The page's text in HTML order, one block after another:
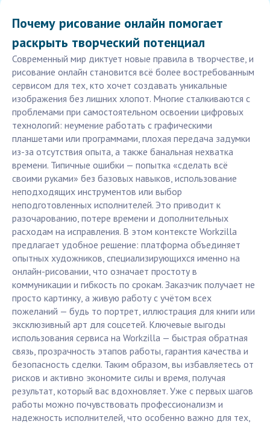
Почему рисование онлайн помогает
раскрыть творческий потенциал
Современный мир диктует новые правила в творчестве, и
рисование онлайн становится всё более востребованным
сервисом для тех, кто хочет создавать уникальные
изображения без лишних хлопот. Многие сталкиваются с
проблемами при самостоятельном освоении цифровых
технологий: неумение работать с графическими
планшетами или программами, плохая передача задумки
из-за отсутствия опыта, а также банальная нехватка
времени. Типичные ошибки — попытка «сделать всё
своими руками» без базовых навыков, использование
неподходящих инструментов или выбор
неподготовленных исполнителей. Это приводит к
разочарованию, потере времени и дополнительных
расходам на исправления. В этом контексте Workzilla
предлагает удобное решение: платформа объединяет
опытных художников, специализирующихся именно на
онлайн-рисовании, что означает простоту в
коммуникации и гибкость по срокам. Заказчик получает не
просто картинку, а живую работу с учётом всех
пожеланий — будь то портрет, иллюстрация для книги или
эксклюзивный арт для соцсетей. Ключевые выгоды
использования сервиса на Workzilla — быстрая обратная
связь, прозрачность этапов работы, гарантия качества и
безопасность сделки. Таким образом, вы избавляетесь от
рисков и активно экономите силы и время, получая
результат, который вас вдохновляет. Уже с первых шагов
работы можно почувствовать профессионализм и
надежность исполнителей, что особенно важно для тех,